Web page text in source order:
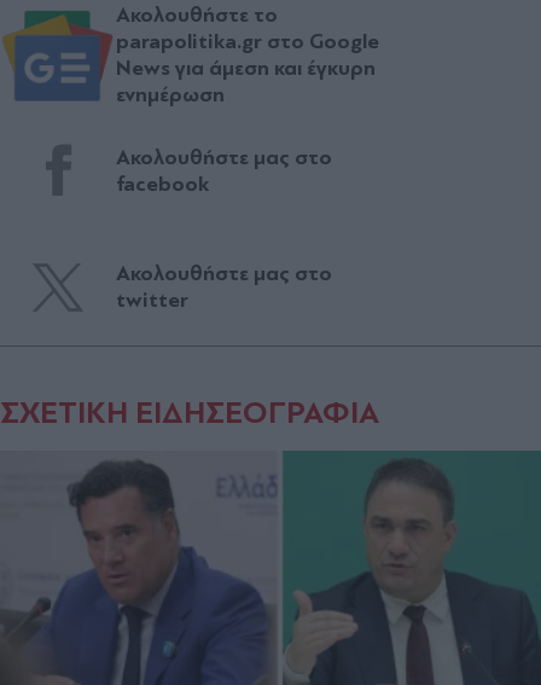
Ακολουθήστε το
parapolitika.gr στο Google
News για άμεση και έγκυρη
ενημέρωση
Ακολουθήστε μας στο
facebook
Ακολουθήστε μας στο
twitter
ΣΧΕΤΙΚΗ ΕΙΔΗΣΕΟΓΡΑΦΙΑ